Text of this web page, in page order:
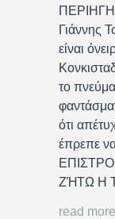
Γιάννης
είναι
το
ότι
έπρεπε
ΖΉΤΩ Η
read more